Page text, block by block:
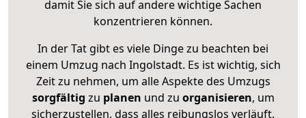
damit Sie sich auf andere wichtige Sachen
konzentrieren können.
In der Tat gibt es viele Dinge zu beachten bei
einem Umzug nach Ingolstadt. Es ist wichtig, sich
Zeit zu nehmen, um alle Aspekte des Umzugs
sorgfältig zu planen und zu organisieren, um
sicherzustellen, dass alles reibungslos verläuft.